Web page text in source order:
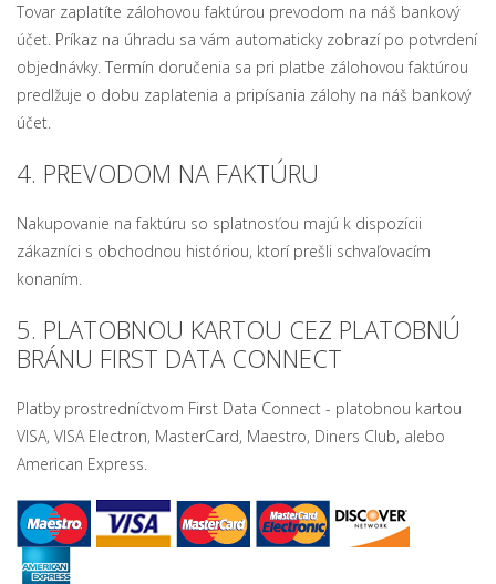
Tovar zaplatíte zálohovou faktúrou prevodom na náš bankový
účet. Príkaz na úhradu sa vám automaticky zobrazí po potvrdení
objednávky. Termín doručenia sa pri platbe zálohovou faktúrou
predlžuje o dobu zaplatenia a pripísania zálohy na náš bankový
účet.
4. PREVODOM NA FAKTÚRU
Nakupovanie na faktúru so splatnosťou majú k dispozícii
zákazníci s obchodnou históriou, ktorí prešli schvaľovacím
konaním.
5. PLATOBNOU KARTOU CEZ PLATOBNÚ
BRÁNU FIRST DATA CONNECT
Platby prostredníctvom First Data Connect - platobnou kartou
VISA, VISA Electron, MasterCard, Maestro, Diners Club, alebo
American Express.